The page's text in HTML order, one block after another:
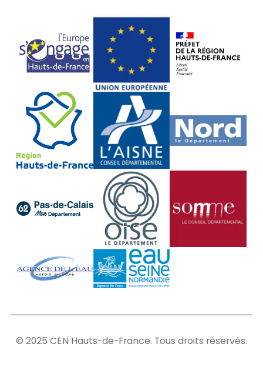
© 2025 CEN Hauts-de-France. Tous droits réservés.